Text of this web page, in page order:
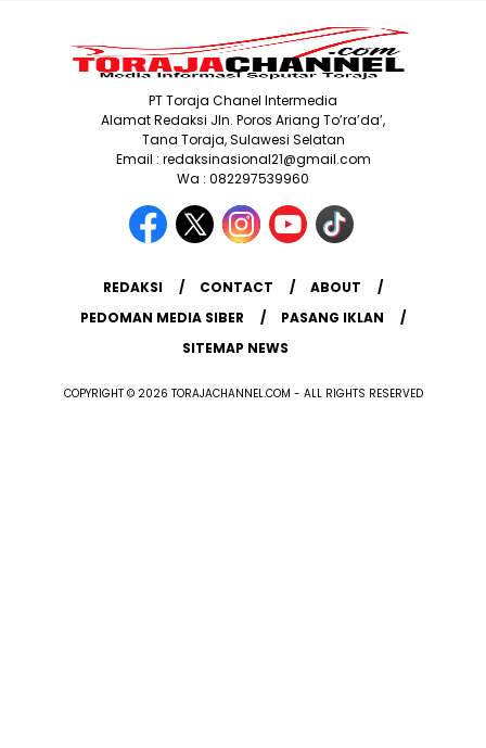
PT Toraja Chanel Intermedia
Alamat Redaksi Jln. Poros Ariang To’ra’da’,
Tana Toraja, Sulawesi Selatan
Email : redaksinasional21@gmail.com
Wa : 082297539960
REDAKSI CONTACT
ABOUT
PEDOMAN MEDIA SIBER
PASANG IKLAN
SITEMAP NEWS
COPYRIGHT © 2026 TORAJACHANNEL.COM - ALL RIGHTS RESERVED